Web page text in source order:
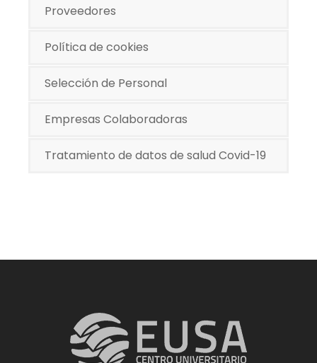
Proveedores
Política de cookies
Selección de Personal
Empresas Colaboradoras
Tratamiento de datos de salud Covid-19